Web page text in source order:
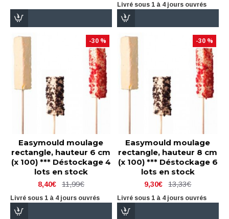
Livré sous 1 à 4 jours ouvrés
-30 %
Easymould moulage
rectangle, hauteur 6 cm
(x 100) *** Déstockage 4
lots en stock
8,40€ 11,99€
Livré sous 1 à 4 jours ouvrés
-30 %
Easymould moulage
rectangle, hauteur 8 cm
(x 100) *** Déstockage 6
lots en stock
9,30€ 13,33€
Livré sous 1 à 4 jours ouvrés